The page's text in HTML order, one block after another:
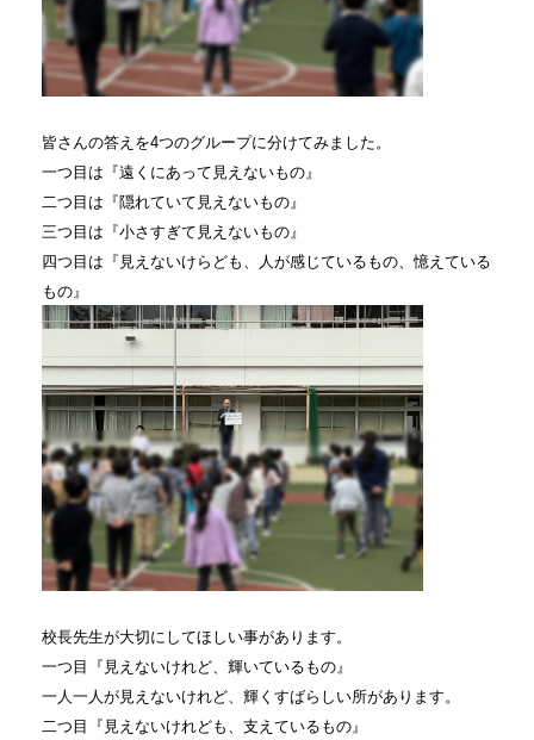
皆さんの答えを4つのグループに分けてみました。
一つ目は『遠くにあって見えないもの』
二つ目は『隠れていて見えないもの』
三つ目は『小さすぎて見えないもの』
四つ目は『見えないけらども、人が感じているもの、憶えている
もの』
校長先生が大切にしてほしい事があります。
一つ目『見えないけれど、輝いているもの』
一人一人が見えないけれど、輝くすばらしい所があります。
二つ目『見えないけれども、支えているもの』